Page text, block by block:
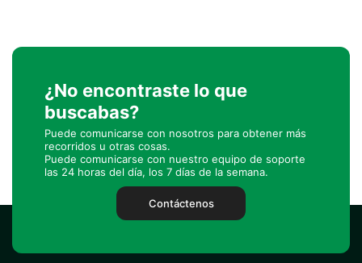
¿No encontraste lo que
buscabas?
Puede comunicarse con nosotros para obtener más
recorridos u otras cosas.
Puede comunicarse con nuestro equipo de soporte
las 24 horas del día, los 7 días de la semana.
Contáctenos